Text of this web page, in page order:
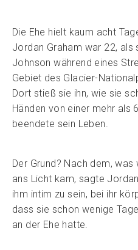
Die Ehe hielt kaum acht
Jordan Graham war 22, als
Johnson während eines
Gebiet des Glacier-
Dort stieß sie ihn, wie sie
Händen von einer mehr als
beendete sein Leben.
Der Grund? Nach dem,
ans Licht kam, sagte
ihm intim zu sein, bei ihr
dass sie schon wenige
an der Ehe hatte.